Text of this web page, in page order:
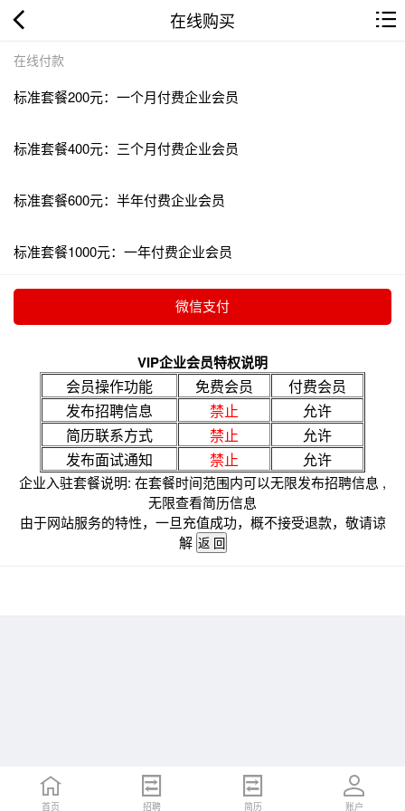
在线购买
在线付款
标准套餐200元：一个月付费企业会员
标准套餐400元：三个月付费企业会员
标准套餐600元：半年付费企业会员
标准套餐1000元：一年付费企业会员
VIP企业会员特权说明
会员操作功能 免费会员
付费会员
发布招聘信息
禁止
允许
简历联系方式
禁止
允许
发布面试通知
禁止 允许
企业入驻套餐说明: 在套餐时间范围内可以无限发布招聘信息 ,
无限查看简历信息
由于网站服务的特性，一旦充值成功，概不接受退款，敬请谅
解
首页 招聘 简历 账户